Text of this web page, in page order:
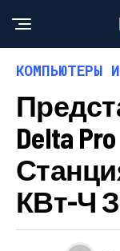
КОМПЬЮТЕРЫ
Delta
КВт-Ч